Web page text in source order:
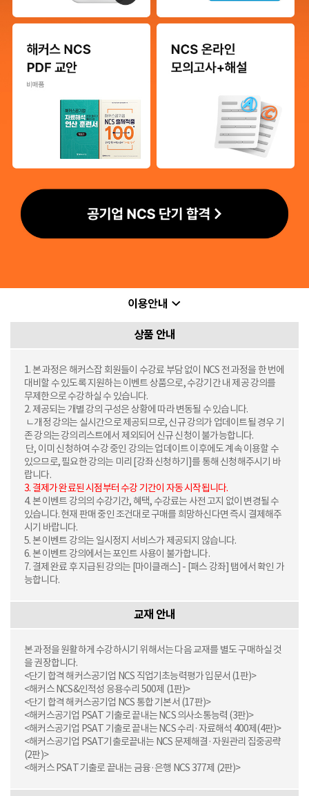
상품 안내
1. 본 과정은 해커스잡 회원들이 수강료 부담 없이 NCS 전 과정을 한 번에
대비할 수 있도록 지원하는 이벤트 상품으로, 수강기간 내 제공 강의를
무제한으로 수강하실 수 있습니다.
2. 제공되는 개별 강의 구성은 상황에 따라 변동될 수 있습니다.
ㄴ개정 강의는 실시간으로 제공되므로, 신규 강의가 업데이트될 경우 기
존 강의는 강의리스트에서 제외되어 신규 신청이 불가능합니다.
단, 이미 신청하여 수강 중인 강의는 업데이트 이후에도 계속 이용할 수
있으므로, 필요한 강의는 미리 [강좌 신청하기]를 통해 신청해주시기 바
랍니다.
3. 결제가 완료된 시점부터 수강 기간이 자동 시작됩니다.
4. 본 이벤트 강의의 수강기간, 혜택, 수강료는 사전 고지 없이 변경될 수
있습니다. 현재 판매 중인 조건대로 구매를 희망하신다면 즉시 결제해주
시기 바랍니다.
5. 본 이벤트 강의는 일시정지 서비스가 제공되지 않습니다.
6. 본 이벤트 강의에서는 포인트 사용이 불가합니다.
7. 결제 완료 후 지급된 강의는 [마이클래스] - [패스 강좌] 탭에서 확인 가
능합니다.
교재 안내
본 과정을 원활하게 수강하시기 위해서는 다음 교재를 별도 구매하실 것
을 권장합니다.
<단기 합격 해커스공기업 NCS 직업기초능력평가 입문서 (1판)>
<해커스 NCS&인적성 응용수리 500제 (1판)>
<단기 합격 해커스공기업 NCS 통합 기본서 (17판)>
<해커스공기업 PSAT 기출로 끝내는 NCS 의사소통능력 (3판)>
<해커스공기업 PSAT 기출로 끝내는 NCS 수리·자료해석 400제(4판)>
<해커스공기업 PSAT기출로끝내는 NCS 문제해결·자원관리 집중공략
(2판)>
<해커스 PSAT 기출로 끝내는 금융·은행 NCS 377제 (2판)>